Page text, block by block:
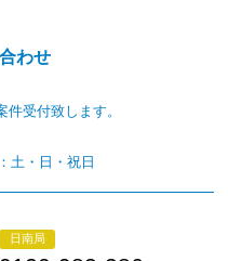
わせ
受付致します。
土・日・祝日
日南局